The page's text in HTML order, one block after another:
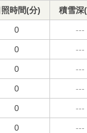
照時間(分) 積雪深
0 ---
0 ---
0 ---
0 ---
0 ---
0 ---